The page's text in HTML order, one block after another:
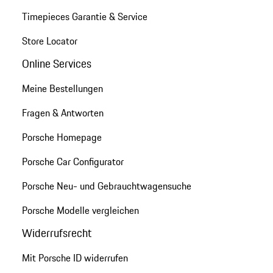
Timepieces Garantie & Service
Store Locator
Online Services
Meine Bestellungen
Fragen & Antworten
Porsche Homepage
Porsche Car Configurator
Porsche Neu- und Gebrauchtwagensuche
Porsche Modelle vergleichen
Widerrufsrecht
Mit Porsche ID widerrufen